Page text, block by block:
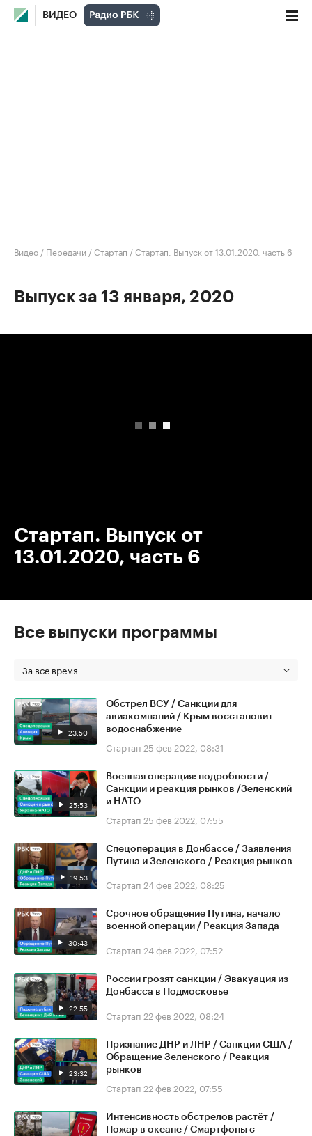
ВИДЕО
Видео / Передачи /Стартап /Стартап. Выпуск от 13.01.2020, часть 6
Выпуск за 13 января, 2020
Стартап. Выпуск от
13.01.2020, часть 6
Все выпуски программы
За все время
23:50
Обстрел ВСУ / Санкции для
авиакомпаний / Крым восстановит
водоснабжение
Стартап 25 фев 2022, 08:31
25:53
Военная операция: подробности /
Санкции и реакция рынков /Зеленский
и НАТО
Стартап 25 фев 2022, 07:55
19:53
Спецоперация в Донбассе / Заявления
Путина и Зеленского / Реакция рынков
Стартап 24 фев 2022, 08:25
30:43
Срочное обращение Путина, начало
военной операции / Реакция Запада
Стартап 24 фев 2022, 07:52
22:55
России грозят санкции / Эвакуация из
Донбасса в Подмосковье
Стартап 22 фев 2022, 08:24
23:32
Признание ДНР и ЛНР / Санкции США /
Обращение Зеленского / Реакция
рынков
Стартап 22 фев 2022, 07:55
Интенсивность обстрелов растёт /
Пожар в океане / Смартфоны с